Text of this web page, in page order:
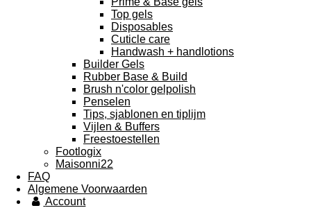
Top gels
Disposables
Cuticle care
Handwash + handlotions
Builder Gels
Rubber Base & Build
Brush n'color gelpolish
Penselen
Tips, sjablonen en tiplijm
Vijlen & Buffers
Freestoestellen
Footlogix
Maisonni22
FAQ
Algemene Voorwaarden
Account